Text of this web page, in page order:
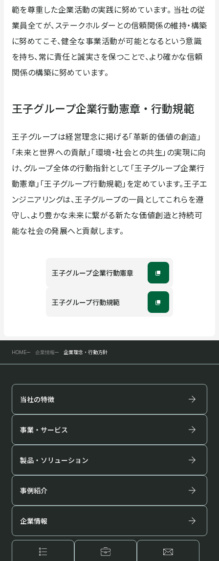
範を尊重した企業活動の実践に努めています。 当社の従
業員全てが、ステークホルダーとの信頼関係の維持・構築
に努めてこそ、健全な事業活動が可能となるという意識
を持ち、常に責任と誠実さを保つことで、より確かな信頼
関係の構築に努めています。
王子グループ企業行動憲章・行動規範
王子グループは経営理念に掲げる「革新的価値の創造」
「未来と世界への貢献」「環境・社会との共生」の実現に向
け、グループ全体の行動指針として「王子グループ企業行
動憲章」「王子グループ行動規範」を定めています。王子エ
ンジニアリングは、王子グループの一員としてこれらを遵
守し、より豊かな未来に繋がる新たな価値創造と持続可
能な社会の発展へと貢献します。
王子グループ企業行動憲章
王子グループ行動規範
HOME 企業情報 企業理念・行動方針
当社の特徴
事業・サービス
製品・ソリューション
事例紹介
企業情報